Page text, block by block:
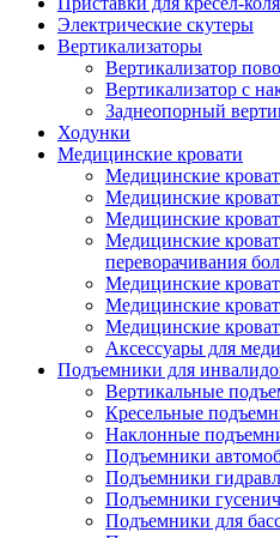
Электрические скутеры
Вертикализаторы
Вертикализатор
Вертикализатор с
Заднеопорный
Ходунки
Медицинские кровати
Медицинские
Медицинские
Медицинские
Медицинские
переворачивания
Медицинские
Медицинские
Медицинские
Аксессуары для
Подъемники для
Вертикальные
Кресельные
Наклонные
Подъемники
Подъемники
Подъемники
Подъемники для